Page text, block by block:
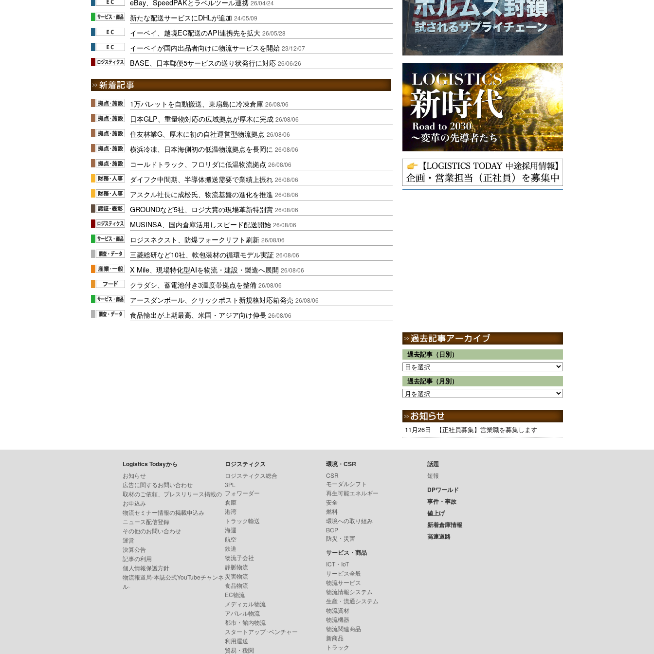
eBay、SpeedPAKとラベルツール連携 26/04/24
新たな配送サービスにDHLが追加 24/05/09
イーベイ、越境EC配送のAPI連携先を拡大 26/05/28
イーベイが国内出品者向けに物流サービスを開始 23/12/07
BASE、日本郵便5サービスの送り状発行に対応 26/06/26
1万パレットを自動搬送、東扇島に冷凍倉庫 26/08/06
日本GLP、重量物対応の広域拠点が厚木に完成 26/08/06
住友林業G、厚木に初の自社運営型物流拠点 26/08/06
横浜冷凍、日本海側初の低温物流拠点を長岡に 26/08/06
コールドトラック、フロリダに低温物流拠点 26/08/06
ダイフク中間期、半導体搬送需要で業績上振れ 26/08/06
アスクル社長に成松氏、物流基盤の進化を推進 26/08/06
GROUNDなど5社、ロジ大賞の現場革新特別賞 26/08/06
MUSINSA、国内倉庫活用しスピード配送開始 26/08/06
ロジスネクスト、防爆フォークリフト刷新 26/08/06
三菱総研など10社、軟包装材の循環モデル実証 26/08/06
X Mile、現場特化型AIを物流・建設・製造へ展開 26/08/06
クラダシ、蓄電池付き3温度帯拠点を整備 26/08/06
アースダンボール、クリックポスト新規格対応箱発売 26/08/06
食品輸出が上期最高、米国・アジア向け伸長 26/08/06
過去記事（日別）
過去記事（月別）
11月26日 【正社員募集】営業職を募集します
Logistics Todayから
お知らせ
広告に関するお問い合わせ
取材のご依頼、プレスリリース掲載の
お申込み
物流セミナー情報の掲載申込み
ニュース配信登録
その他のお問い合わせ
運営
決算公告
記事の利用
個人情報保護方針
物流報道局-本誌公式YouTubeチャンネ
ル-
ロジスティクス
ロジスティクス総合
3PL
フォワーダー
倉庫
港湾
トラック輸送
海運
航空
鉄道
物流子会社
静脈物流
災害物流
食品物流
EC物流
メディカル物流
アパレル物流
都市・館内物流
スタートアップ･ベンチャー
利用運送
貿易・税関
環境・CSR
CSR
モーダルシフト
再生可能エネルギー
安全
燃料
環境への取り組み
BCP
防災・災害
サービス・商品
ICT・IoT
サービス全般
物流サービス
物流情報システム
生産・流通システム
物流資材
物流機器
物流関連商品
新商品
トラック
話題
短報
DPワールド
事件・事故
値上げ
新着倉庫情報
高速道路